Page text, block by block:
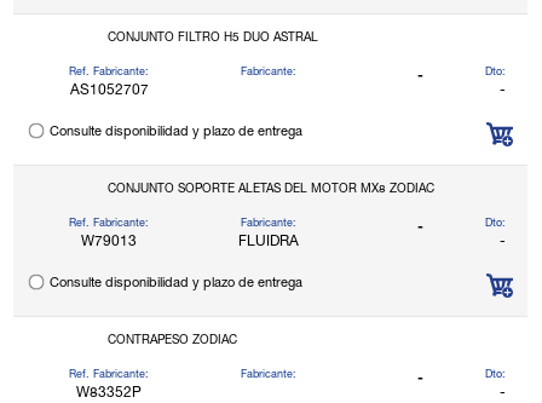
CONJUNTO FILTRO H5 DUO ASTRAL
Ref. Fabricante:
AS1052707
Fabricante: - Dto:
-
Consulte disponibilidad y plazo de entrega
CONJUNTO SOPORTE ALETAS DEL MOTOR MX8 ZODIAC
Ref. Fabricante:
W79013
Fabricante:
FLUIDRA
- Dto:
-
Consulte disponibilidad y plazo de entrega
CONTRAPESO ZODIAC
Ref. Fabricante:
W83352P
Fabricante: - Dto:
-